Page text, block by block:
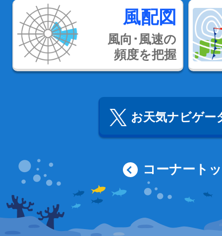
風配図
風向･風速の
頻度を把握
お天気ナビゲー
コーナート